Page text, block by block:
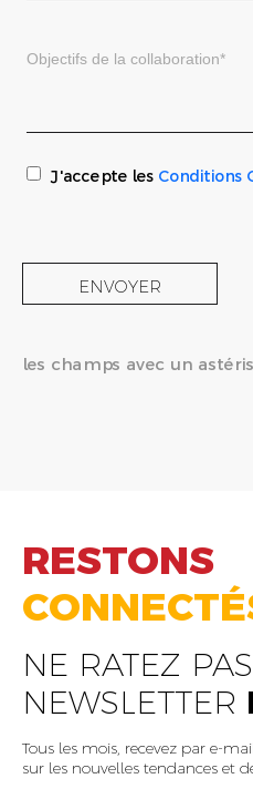
J'accepte les Conditions
ENVOYER
les champs avec un
RESTONS
NE RATEZ
NEWSLETTER
Tous les mois, recevez par e-
sur les nouvelles tendances et